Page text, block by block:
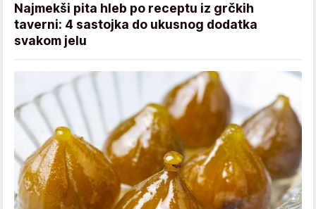
Najmekši pita hleb po receptu iz grčkih
taverni: 4 sastojka do ukusnog dodatka
svakom jelu